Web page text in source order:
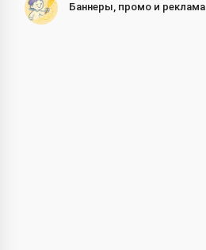
Баннеры, промо и реклама